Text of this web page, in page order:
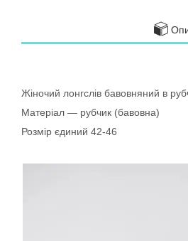
Жіночий лонгслів бавовняний в
Матеріал — рубчик (бавовна)
Розмір єдиний 42-46